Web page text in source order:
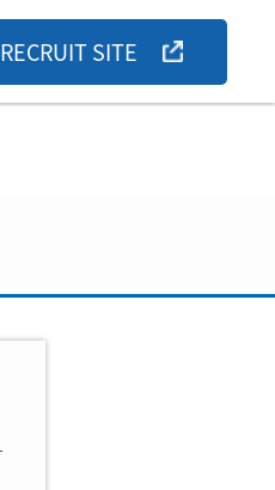
RECRUIT SITE